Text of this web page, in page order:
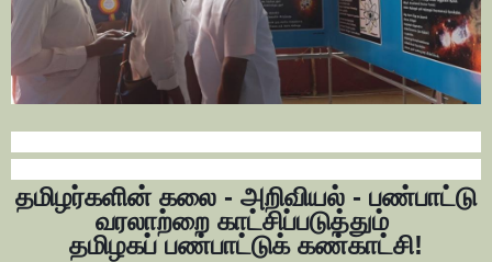
தமிழர்களின் கலை - அறிவியல் - பண்பாட்டு
வரலாற்றை காட்சிப்படுத்தும்
தமிழகப் பண்பாட்டுக் கண்காட்சி!